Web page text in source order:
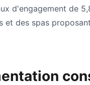
d'engagement de
des spas